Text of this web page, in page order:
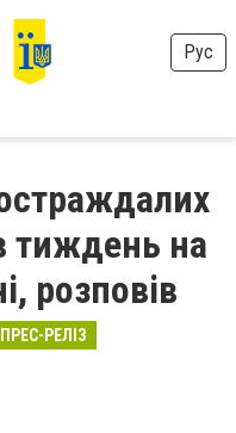
Рус
тиждень на
розповів
ПРЕС-РЕЛІЗ